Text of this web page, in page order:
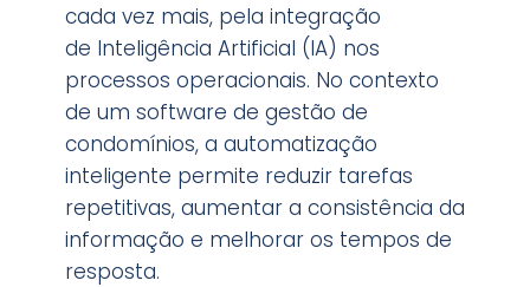
cada vez mais, pela integração
de Inteligência Artificial (IA) nos
processos operacionais. No contexto
de um software de gestão de
condomínios, a automatização
inteligente permite reduzir tarefas
repetitivas, aumentar a consistência da
informação e melhorar os tempos de
resposta.